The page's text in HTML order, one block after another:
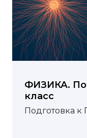
ФИЗИКА.
класс
Подготовка